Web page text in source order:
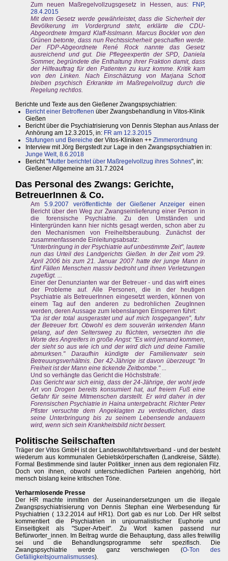
Zum neuen Maßregelvollzugsgesetz in Hessen, aus: FNP,
28.4.2015
Mit dem Gesetz werde gewährleistet, dass die Sicherheit der
Bevölkerung im Vordergrund steht, erklärte die CDU-
Abgeordnete Irmgard Klaff-Isslmann. Marcus Bocklet von den
Grünen betonte, dass nun Rechtssicherheit geschaffen werde.
Der FDP-Abgeordnete René Rock nannte das Gesetz
ausreichend und gut. Die Pflegeexpertin der SPD, Daniela
Sommer, begründete die Enthaltung ihrer Fraktion damit, dass
der Hilfeauftrag für den Patienten zu kurz komme. Kritik kam
von den Linken. Nach Einschätzung von Marjana Schott
bleiben psychisch Erkrankte im Maßregelvollzug durch die
Regelung rechtlos.
Berichte und Texte aus den Gießener Zwangspsychiatrien:
Bericht einer Betroffenen über Zwangsbehandlung in Vitos-Klinik
Gießen
Bericht über die Psychiatrisierung von Dennis Stephan aus Anlass der
Anhörung am 12.3.2015, in: FR am 12.3.2015
Stufungen und Bereiche der Vitos-Kliniken ++ Zimmerordnung
Interview mit Jörg Bergstedt zur Lage in den Zwangspsychiatrien in:
Junge Welt, 8.6.2018
Bericht "Mutter berichtet über Maßregelvollzug ihres Sohnes", in:
Gießener Allgemeine am 31.7.2024
Das Personal des Zwangs: Gerichte,
BetreuerInnen & Co.
Am 5.9.2007 veröffentlichte der Gießener Anzeiger einen
Bericht über den Weg zur Zwangseinlieferung einer Person in
die forensische Psychiatrie. Zu den Umständen und
Hintergründen kann hier nichts gesagt werden, schon aber zu
den Mechanismen von Freiheitsberaubung. Zunächst der
zusammenfassende Einleitungsabsatz:
"Unterbringung in der Psychiatrie auf unbestimmte Zeit", lautete
nun das Urteil des Landgerichts Gießen. In der Zeit vom 29.
April 2006 bis zum 21. Januar 2007 hatte der junge Mann in
fünf Fällen Menschen massiv bedroht und ihnen Verletzungen
zugefügt. ...
Einer der Denunzianten war der Betreuer - und das wirft eines
der Probleme auf. Alle Personen, die in der heutigen
Psychiatrie als BetreuerInnen eingesetzt werden, können von
einem Tag auf den anderen zu bedrohlichen ZeugInnen
werden, deren Aussage zum lebenslangen Einsperren führt:
"Da ist der total ausgerastet und auf mich losgegangen", fuhr
der Betreuer fort. Obwohl es dem souverän wirkenden Mann
gelang, auf den Seltersweg zu flüchten, versetzten ihn die
Worte des Angreifers in große Angst: "Es wird jemand kommen,
der sieht so aus wie ich und der wird dich und deine Familie
abmurksen." Daraufhin kündigte der Familienvater sein
Betreuungsverhältnis. Der 42-Jährige ist davon überzeugt: "In
Freiheit ist der Mann eine tickende Zeitbombe." ...
Und so verhängte das Gericht die Höchststrafe:
Das Gericht war sich einig, dass der 24-Jährige, der wohl jede
Art von Drogen bereits konsumiert hat, auf freiem Fuß eine
Gefahr für seine Mitmenschen darstellt. Er wird daher in der
Forensischen Psychiatrie in Haina untergebracht. Richter Peter
Pfister versuchte dem Angeklagten zu verdeutlichen, dass
seine Unterbringung bis zu seinem Lebensende andauern
wird, wenn sich sein Krankheitsbild nicht bessert.
Politische Seilschaften
Träger der Vitos GmbH ist der Landeswohlfahrtsverband - und der besteht
wiederum aus kommunalen Gebietskörperschaften (Landkreise, Sätdte).
Formal Bestimmende sind lauter Politiker_innen aus dem regionalen Filz.
Doch von ihnen, obwohl unterschiedlichen Parteien angehörig, hört
mensch bislang keine kritischen Töne.
Verharmlosende Presse
Der HR machte inmitten der Auseinandersetzungen um die illegale
Zwangspsychiatrisierung von Dennis Stephan eine Werbesendung für
Psychiatrien ( 13.2.2014 auf HR1). Dort gab es nur Lob. Der HR selbst
kommentiert die Psychiatrien in unjournalistischer Euphorie und
Einseitigkeit als "Super-Arbeit". Zu Wort kamen passend nur
Befürworter_innen. Im Beitrag wurde die Behauptung, dass alles freiwillig
sei und die Behandlungsprogramme sehr spezifisch. Die
Zwangspsychiatrie werde ganz verschwiegen (O-Ton des
Gefälligkeitsjournalismusses).